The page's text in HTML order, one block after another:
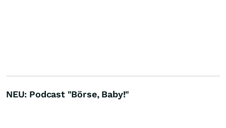
NEU: Podcast "Börse, Baby!"